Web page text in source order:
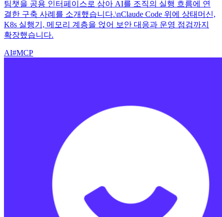
팀챗을 공용 인터페이스로 삼아 AI를 조직의 실행 흐름에 연
결한 구축 사례를 소개했습니다.\nClaude Code 위에 상태머신,
K8s 실행기, 메모리 계층을 얹어 보안 대응과 운영 점검까지
확장했습니다.
AI#MCP